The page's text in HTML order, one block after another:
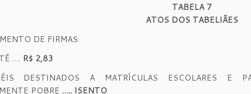
TABELA 7
ATOS DOS TABELIÃES
DE FIRMAS:
…. R$ 2,83
DESTINADOS A MATRÍCULAS ESCOLARES E
POBRE ….. ISENTO